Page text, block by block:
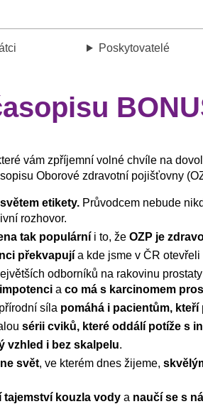
Poskytovatelé
vám zpříjemní volné chvíle na
Oborové zdravotní pojišťovny
etikety. Průvodcem nebude
rozhovor.
tak populární i to, že OZP je
překvapují a kde jsme v ČR otevřeli
odborníků na rakovinu
a co má s karcinomem
síla pomáhá i pacientům,
sérii cviků, které oddálí potíže s
vzhled i bez skalpelu.
svět, ve kterém dnes žijeme,
tajemství kouzla vody a naučí se s